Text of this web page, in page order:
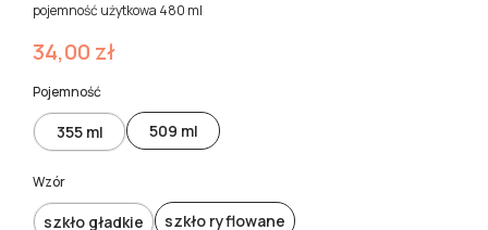
pojemność użytkowa 480 ml
34,00 zł
Pojemność
355 ml 509 ml
Wzór
szkło gładkie szkło ryflowane